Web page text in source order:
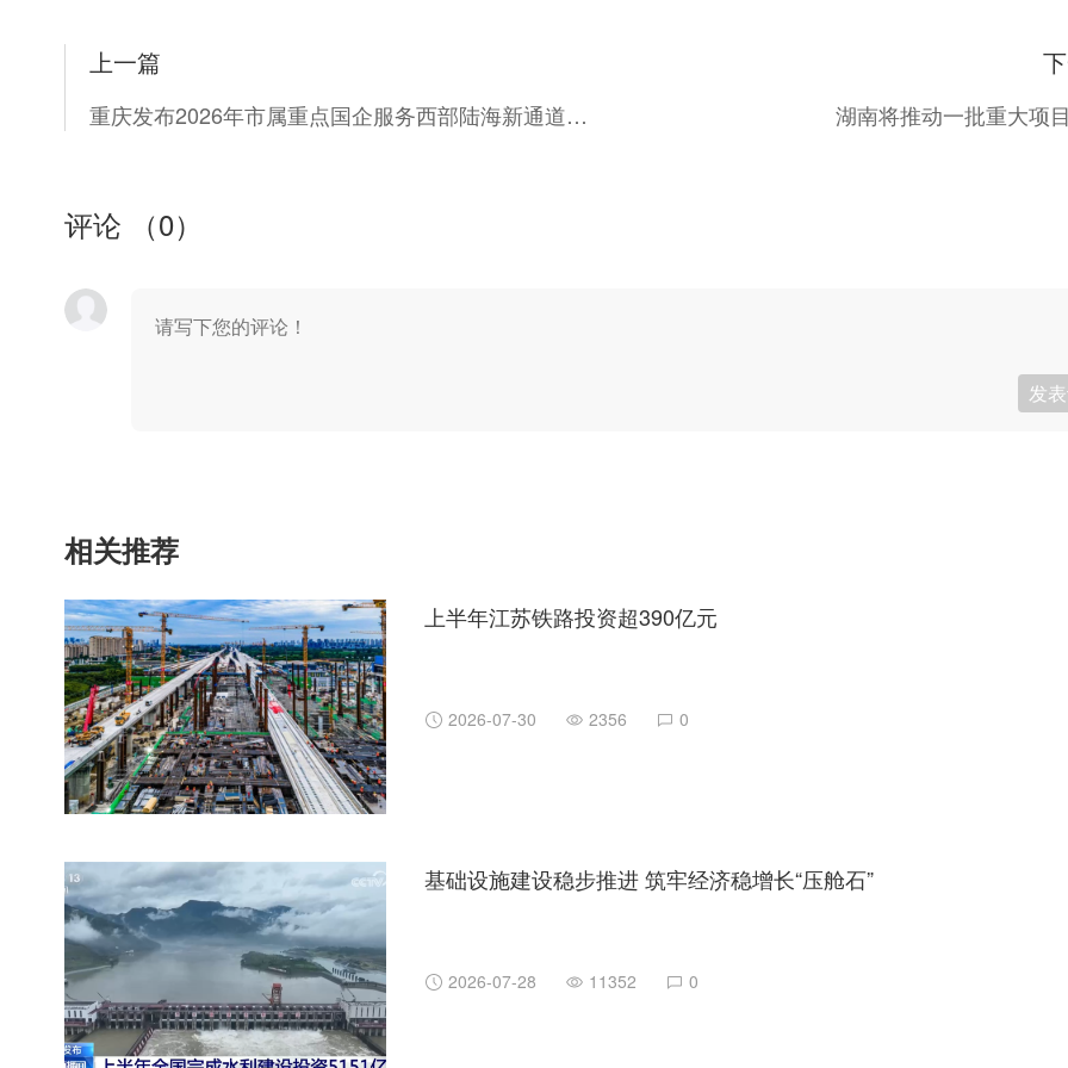
上一篇
重庆发布2026年市属重点国企服务西部陆海新通道建设工作清单 湖南将推动一批重大项
评论 （0）
发
相关推荐
上半年江苏铁路投资超390亿元
2026-07-30 2356 0
基础设施建设稳步推进 筑牢经济稳增长“压舱石”
2026-07-28 11352 0